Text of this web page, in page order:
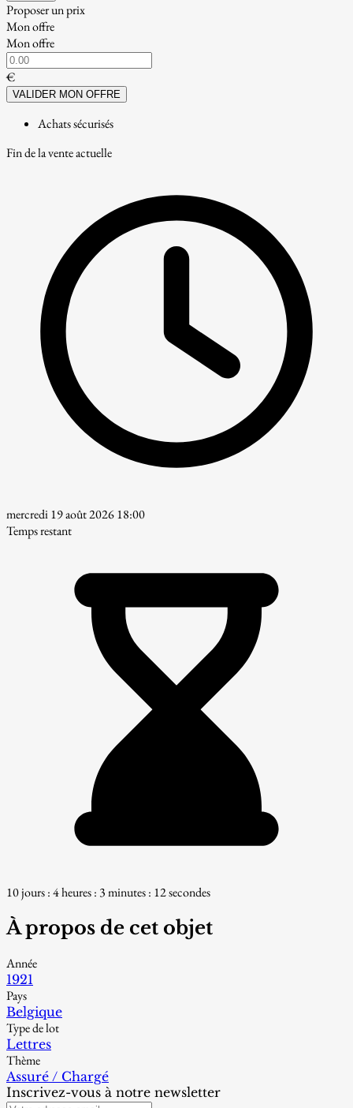
Proposer un prix
Mon offre
Mon offre
€
VALIDER MON OFFRE
Achats sécurisés
Fin de la vente actuelle
mercredi 19 août 2026 18:00
Temps restant
10 jours : 4 heures : 3 minutes : 10 secondes
À propos de cet objet
Année
1921
Pays
Belgique
Type de lot
Lettres
Thème
Assuré / Chargé
Inscrivez-vous à notre newsletter